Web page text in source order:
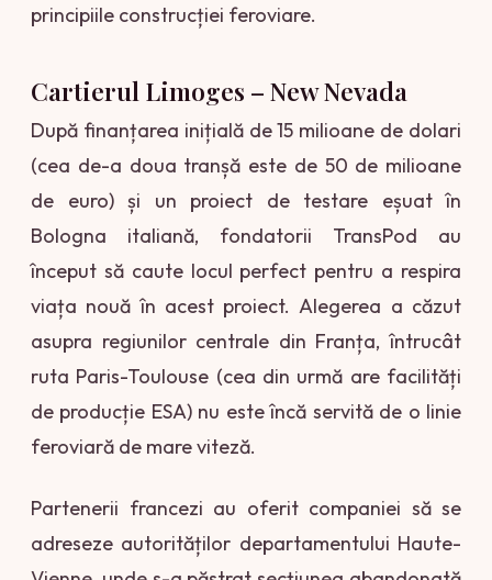
principiile construcției feroviare.
Cartierul Limoges – New Nevada
După finanțarea inițială de 15 milioane de dolari
(cea de-a doua tranșă este de 50 de milioane
de euro) și un proiect de testare eșuat în
Bologna italiană, fondatorii TransPod au
început să caute locul perfect pentru a respira
viața nouă în acest proiect. Alegerea a căzut
asupra regiunilor centrale din Franța, întrucât
ruta Paris-Toulouse (cea din urmă are facilități
de producție ESA) nu este încă servită de o linie
feroviară de mare viteză.
Partenerii francezi au oferit companiei să se
adreseze autorităților departamentului Haute-